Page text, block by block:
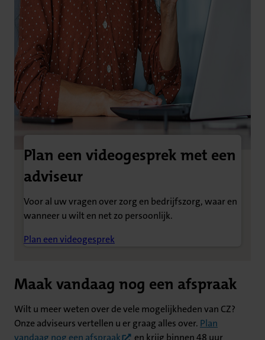
Plan een videogesprek met een
adviseur
Voor al uw vragen over zorg en bedrijfszorg, waar en
wanneer u wilt en net zo persoonlijk.
Plan een videogesprek
Maak vandaag nog een afspraak
Wilt u meer weten over de vele mogelijkheden van CZ?
Onze adviseurs vertellen u er graag alles over. Plan
vandaag nog een afspraak(opent in nieuw tabblad)
en krijg binnen 48 uur